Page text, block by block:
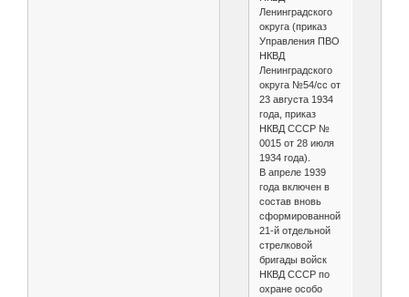
Ленинградского
округа (приказ
Управления ПВО
НКВД
Ленинградского
округа №54/сс от
23 августа 1934
года, приказ
НКВД СССР №
0015 от 28 июля
1934 года).
В апреле 1939
года включен в
состав вновь
сформированной
21-й отдельной
стрелковой
бригады войск
НКВД СССР по
охране особо